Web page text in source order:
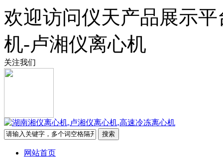
欢迎访问仪天产品展示
机-卢湘仪离心机
关注我们
网站首页